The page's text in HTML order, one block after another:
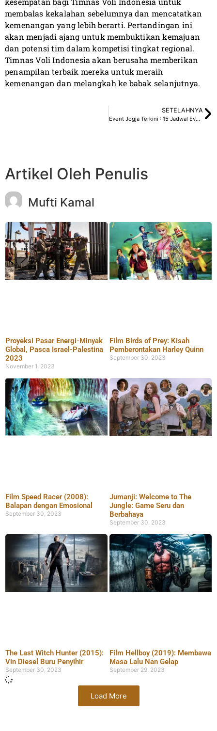
membalas kekalahan sebelumnya dan mencatatkan
kemenangan yang lebih berarti. Pertandingan ini
akan menjadi ajang untuk membuktikan kemajuan
dan potensi tim dalam kompetisi tingkat regional.
Timnas Voli Indonesia akan berusaha memberikan
penampilan terbaik mereka untuk meraih
kemenangan dan melangkah ke babak selanjutnya.
SETELAHNYA
Event Jogja Terkini : 15 Jadwal Event Terkini Jogja
Artikel Oleh Penulis
Mufti Kamal
Proyeksi Pasar Energi-Minyak
Global, Pasca Israel-Palestina
2023
November 1, 2023
Film Birds of Prey: Kisah
Pemberontakan Harley Quinn
September 30, 2023
Film Speed Racer (2008):
Balapan dengan Emosional
September 30, 2023
Jumanji: Welcome to The
Jungle: Game Seru dan
Berbahaya
September 30, 2023
The Last Witch Hunter (2015):
Vin Diesel Buru Penyihir
September 30, 2023
Film Hellboy (2019): Membawa
Masa Lalu Nan Gelap
September 29, 2023
Load More